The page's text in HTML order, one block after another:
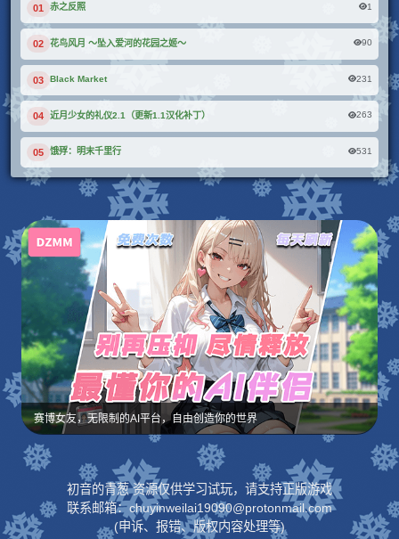
01 赤之反照 1
02 花鸟风月 ～坠入爱河的花园之姬～ 90
03 Black Market 231
04 近月少女的礼仪2.1（更新1.1汉化补丁） 263
05 饿殍：明末千里行 531
赛博女友，无限制的AI平台，自由创造你的世界
初音的青葱 资源仅供学习试玩，请支持正版游戏
联系邮箱：chuyinweilai19090@protonmail.com
(申诉、报错、版权内容处理等)